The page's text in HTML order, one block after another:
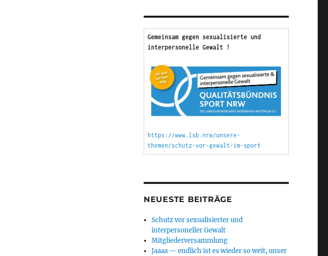
Gemeinsam gegen sexualisierte und
interpersonelle Gewalt !
https://www.lsb.nrw/unsere-
themen/schutz-vor-gewalt-im-sport
NEUESTE BEITRÄGE
Schutz vor sexualisierter und
interpersoneller Gewalt
Mitgliederversammlung
Jaaaa — endlich ist es wieder so weit, unser